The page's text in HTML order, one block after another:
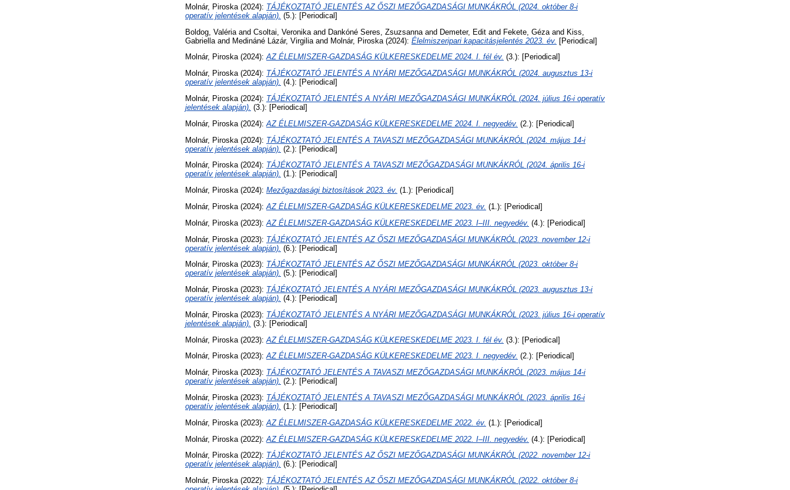
Molnár, Piroska (2024): TÁJÉKOZTATÓ JELENTÉS AZ ŐSZI MEZŐGAZDASÁGI MUNKÁKRÓL (2024. október 8-i
operatív jelentések alapján). (5.): [Periodical]
Boldog, Valéria and Csoltai, Veronika and Dankóné Seres, Zsuzsanna and Demeter, Edit and Fekete, Géza and Kiss,
Gabriella and Medináné Lázár, Virgilia and Molnár, Piroska (2024): Élelmiszeripari kapacitásjelentés 2023. év. [Periodical]
Molnár, Piroska(2024):AZ ÉLELMISZER-GAZDASÁG KÜLKERESKEDELME 2024. I. fél év. (3.): [Periodical]
Molnár, Piroska(2024): TÁJÉKOZTATÓ JELENTÉS A NYÁRI MEZŐGAZDASÁGI MUNKÁKRÓL (2024. augusztus 13-i
operatív jelentések alapján). (4.): [Periodical]
Molnár, Piroska (2024): TÁJÉKOZTATÓ JELENTÉS A NYÁRI MEZŐGAZDASÁGI MUNKÁKRÓL (2024. július 16-i operatív
jelentések alapján). (3.): [Periodical]
Molnár, Piroska (2024): AZ ÉLELMISZER-GAZDASÁG KÜLKERESKEDELME 2024. I. negyedév. (2.): [Periodical]
Molnár, Piroska (2024): TÁJÉKOZTATÓ JELENTÉS A TAVASZI MEZŐGAZDASÁGI MUNKÁKRÓL (2024. május 14-i
operatív jelentések alapján). (2.): [Periodical]
Molnár, Piroska(2024): TÁJÉKOZTATÓ JELENTÉS A TAVASZI MEZŐGAZDASÁGI MUNKÁKRÓL (2024. április 16-i
operatív jelentések alapján). (1.): [Periodical]
Molnár, Piroska(2024): Mezőgazdasági biztosítások 2023. év. (1.): [Periodical]
Molnár, Piroska (2024): AZ ÉLELMISZER-GAZDASÁG KÜLKERESKEDELME 2023. év. (1.): [Periodical]
Molnár, Piroska (2023): AZ ÉLELMISZER-GAZDASÁG KÜLKERESKEDELME 2023. I–III. negyedév. (4.): [Periodical]
Molnár, Piroska (2023): TÁJÉKOZTATÓ JELENTÉS AZ ŐSZI MEZŐGAZDASÁGI MUNKÁKRÓL (2023. november 12-i
operatív jelentések alapján). (6.): [Periodical]
Molnár, Piroska(2023): TÁJÉKOZTATÓ JELENTÉS AZ ŐSZI MEZŐGAZDASÁGI MUNKÁKRÓL (2023. október 8-i
operatív jelentések alapján). (5.): [Periodical]
Molnár, Piroska(2023): TÁJÉKOZTATÓ JELENTÉS A NYÁRI MEZŐGAZDASÁGI MUNKÁKRÓL (2023. augusztus 13-i
operatív jelentések alapján). (4.): [Periodical]
Molnár, Piroska (2023): TÁJÉKOZTATÓ JELENTÉS A NYÁRI MEZŐGAZDASÁGI MUNKÁKRÓL (2023. július 16-i operatív
jelentések alapján). (3.): [Periodical]
Molnár, Piroska (2023): AZ ÉLELMISZER-GAZDASÁG KÜLKERESKEDELME 2023. I. fél év. (3.): [Periodical]
Molnár, Piroska(2023):AZ ÉLELMISZER-GAZDASÁG KÜLKERESKEDELME 2023. I. negyedév. (2.): [Periodical]
Molnár, Piroska(2023): TÁJÉKOZTATÓ JELENTÉS A TAVASZI MEZŐGAZDASÁGI MUNKÁKRÓL (2023. május 14-i
operatív jelentések alapján). (2.): [Periodical]
Molnár, Piroska(2023): TÁJÉKOZTATÓ JELENTÉS A TAVASZI MEZŐGAZDASÁGI MUNKÁKRÓL (2023. április 16-i
operatív jelentések alapján). (1.): [Periodical]
Molnár, Piroska (2023): AZ ÉLELMISZER-GAZDASÁG KÜLKERESKEDELME 2022. év. (1.): [Periodical]
Molnár, Piroska (2022): AZ ÉLELMISZER-GAZDASÁG KÜLKERESKEDELME 2022. I–III. negyedév. (4.): [Periodical]
Molnár, Piroska(2022): TÁJÉKOZTATÓ JELENTÉS AZ ŐSZI MEZŐGAZDASÁGI MUNKÁKRÓL (2022. november 12-i
operatív jelentések alapján). (6.): [Periodical]
Molnár, Piroska(2022): TÁJÉKOZTATÓ JELENTÉS AZ ŐSZI MEZŐGAZDASÁGI MUNKÁKRÓL (2022. október 8-i